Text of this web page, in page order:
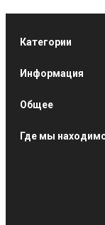
Категории
Информация
Общее
Где мы